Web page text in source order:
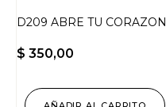
D209 ABRE TU CORAZON
$ 350,00